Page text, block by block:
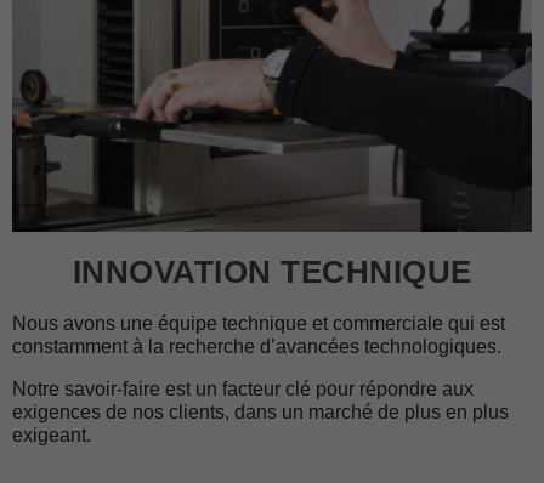
INNOVATION TECHNIQUE
Nous avons une équipe technique et commerciale qui est
constamment à la recherche d’avancées technologiques.
Notre savoir-faire est un facteur clé pour répondre aux
exigences de nos clients, dans un marché de plus en plus
exigeant.